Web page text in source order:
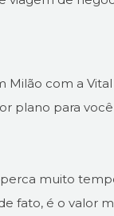
com a
plano para
muito
fato, é o valor